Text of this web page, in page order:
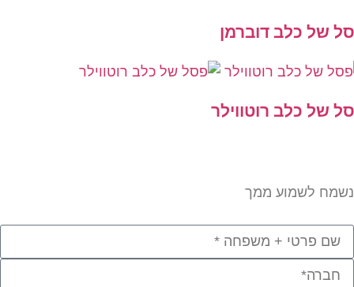
של כלב דוברמן
של כלב רוטווילר
לשמוע ממך